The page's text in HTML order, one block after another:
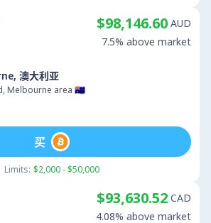
澳大利亚
Melbourne area 🇦🇺
$98,146.60 AUD
7.5% above market
Limits: $2,000 - $50,000
买
$93,630.52 CAD
4.08% above market